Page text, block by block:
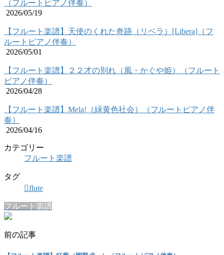
（フルートピアノ伴奏）
2026/05/19
【フルート楽譜】天使のくれた奇跡（リベラ）[Libera]（フ
ルートピアノ伴奏）
2026/05/01
【フルート楽譜】２２才の別れ（風・かぐや姫）（フルート
ピアノ伴奏）
2026/04/28
【フルート楽譜】Mela!（緑黄色社会）（フルートピアノ伴
奏）
2026/04/16
カテゴリー
フルート楽譜
タグ
flute
フルート楽譜
前の記事